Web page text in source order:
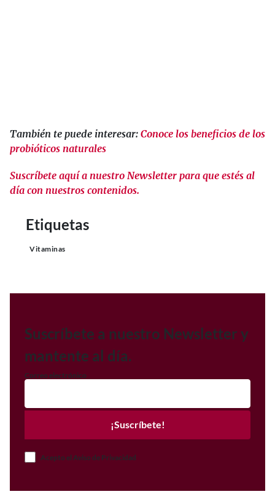
También te puede interesar: Conoce los beneficios de los
probióticos naturales
Suscríbete aquí a nuestro Newsletter para que estés al
día con nuestros contenidos.
Etiquetas
Vitaminas
Suscríbete a nuestro Newsletter y
mantente al día.
Correo electrónico
¡Suscríbete!
Acepto el Aviso de Privacidad